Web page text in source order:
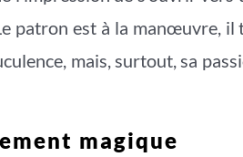
patron est à la manœuvre, il
mais, surtout, sa
magique